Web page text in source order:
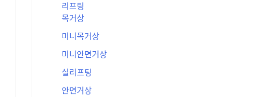
리프팅
목거상
미니목거상
미니안면거상
실리프팅
안면거상